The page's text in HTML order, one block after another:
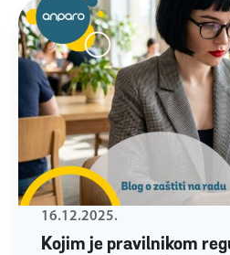
Kojim je pravilnikom
16.12.2025.